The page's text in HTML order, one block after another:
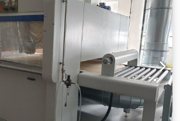
7.000 m³/saat - Emme ağzı çapı:
sistemi - İlerleme hızı: yaklaşık 3 - 7
sistemi mevcut - V-Bant sistemiyle
mevcut - Otomatik parça tespiti için ışık
kontrolü, dokunmatik ekran Cjdpfx
boya hattı: 1 adet - 4 adet
airless püskürtme aparatı - 1 adet
- Taze hava filtre tavanı - Su bazlı
- Solvent bazlı boyalar için uygun -